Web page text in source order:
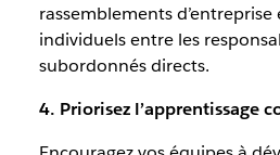
rassemblements
individuels entre les
subordonnés directs.
4. Priorisez l’apprentissage